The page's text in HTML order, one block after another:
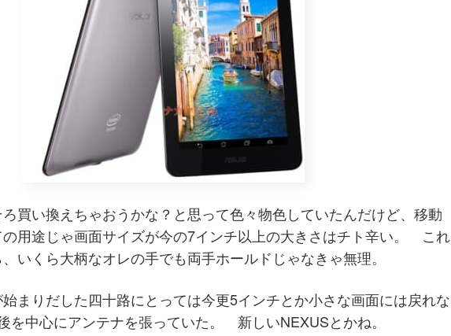
買い換えちゃおうかな？と思って色々物色していたんだけど、移動
用途じゃ画面サイズが今の7インチ以上の大きさはチト辛い。 これ
いくら大柄なオレの手でも両手ホールドじゃなきゃ無理。
まりだした四十路にとっては今更5インチとか小さな画面には戻れな
を中心にアンテナを張っていた。 新しいNEXUSとかね。